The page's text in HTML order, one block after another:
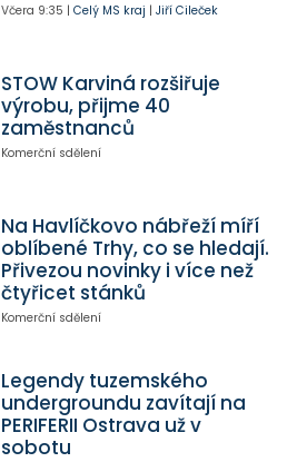
Včera 9:35 | Celý MS kraj | Jiří Cileček
STOW Karviná rozšiřuje
výrobu, přijme 40
zaměstnanců
Komerční sdělení
Na Havlíčkovo nábřeží míří
oblíbené Trhy, co se hledají.
Přivezou novinky i více než
čtyřicet stánků
Komerční sdělení
Legendy tuzemského
undergroundu zavítají na
PERIFERII Ostrava už v
sobotu